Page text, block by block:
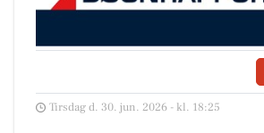
Tirsdag d. 30. jun. 2026 - kl. 18:25